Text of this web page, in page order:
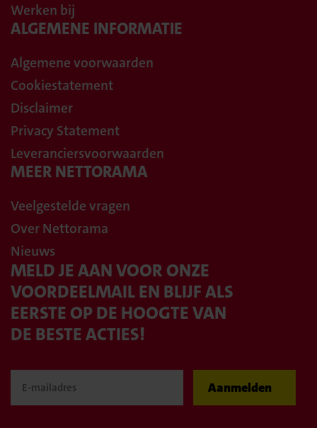
Werken bij
ALGEMENE INFORMATIE
Algemene voorwaarden
Cookiestatement
Disclaimer
Privacy Statement
Leveranciersvoorwaarden
MEER NETTORAMA
Veelgestelde vragen
Over Nettorama
Nieuws
MELD JE AAN VOOR ONZE
VOORDEELMAIL EN BLIJF ALS
EERSTE OP DE HOOGTE VAN
DE BESTE ACTIES!
Aanmelden